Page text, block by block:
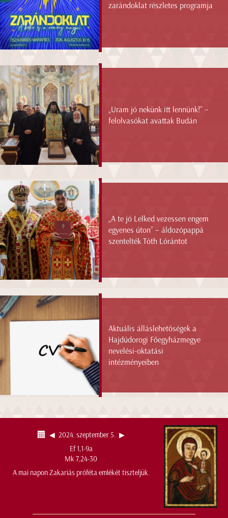
zarándoklat részletes programja
„Uram jó nekünk itt lennünk!” –
felolvasókat avattak Budán
„A te jó Lelked vezessen engem
egyenes úton” – áldozópappá
szentelték Tóth Lórántot
Aktuális álláslehetőségek a
Hajdúdorogi Főegyházmegye
nevelési-oktatási
intézményeiben
◀︎ 2024. szeptember 5. ▶︎
Ef 1,1-9a
Mk 7,24-30
A mai napon Zakariás próféta emlékét tiszteljük.